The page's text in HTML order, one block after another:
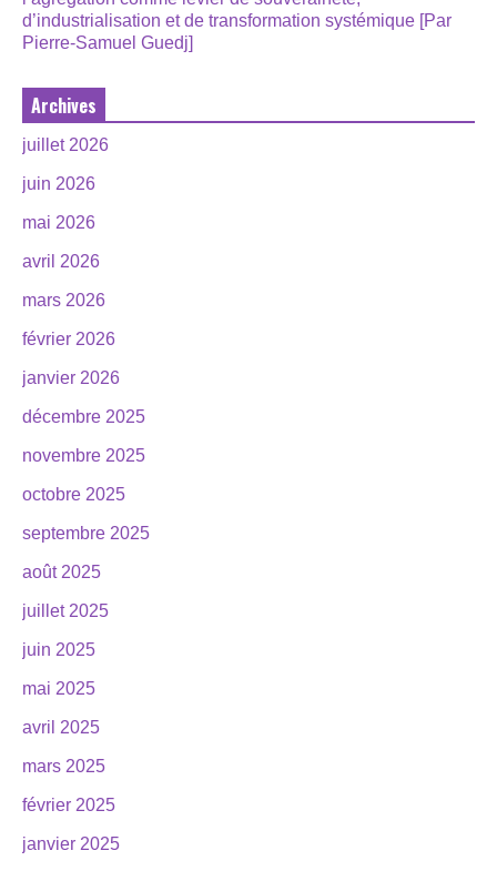
d’industrialisation et de transformation systémique [Par
Pierre-Samuel Guedj]
Archives
juillet 2026
juin 2026
mai 2026
avril 2026
mars 2026
février 2026
janvier 2026
décembre 2025
novembre 2025
octobre 2025
septembre 2025
août 2025
juillet 2025
juin 2025
mai 2025
avril 2025
mars 2025
février 2025
janvier 2025